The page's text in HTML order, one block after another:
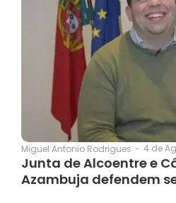
Miguel Antonio Rodrigues - 4 de
Junta de Alcoentre e
Azambuja defendem